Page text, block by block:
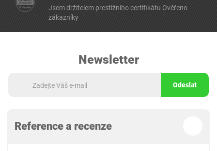
Jsem držitelem prestižního certifikátu Ověřeno
zákazníky
Newsletter
Odeslat
Reference a recenze